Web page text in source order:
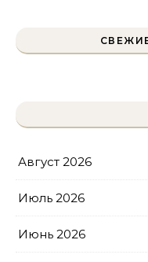
Август 2026
Июль 2026
Июнь 2026